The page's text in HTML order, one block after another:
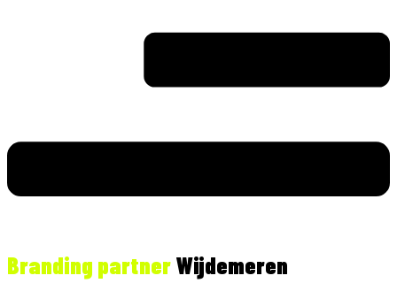
Branding partnerWijdemeren